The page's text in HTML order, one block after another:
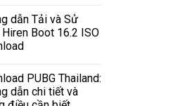
dẫn Tải và Sử
Boot 16.2 ISO
PUBG Thailand:
dẫn chi tiết và